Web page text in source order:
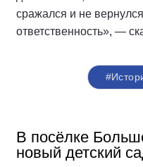
сражался и не
ответственность», —
В посёлке
новый детский